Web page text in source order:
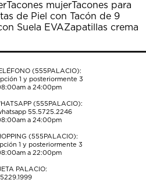
Tacones mujerTacones para
de Piel con Tacón de 9
Suela EVAZapatillas crema
(555PALACIO):
1 y posteriormente 3
a 24:00pm
(555PALACIO):
55.5725.2246
a 24:00pm
(555PALACIO):
1 y posteriormente 3
a 22:00pm
PALACIO:
5229.1999